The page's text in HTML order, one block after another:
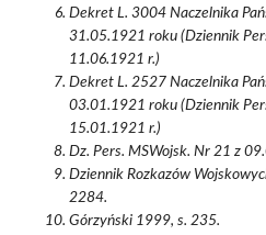
Dekret L. 3004 Naczelnika
31.05.1921 roku (Dziennik
11.06.1921 r.)
Dekret L. 2527 Naczelnika
03.01.1921 roku (Dziennik
15.01.1921 r.)
Dz. Pers. MSWojsk. Nr 21 z
Dziennik Rozkazów
2284.
Górzyński 1999, s. 235.